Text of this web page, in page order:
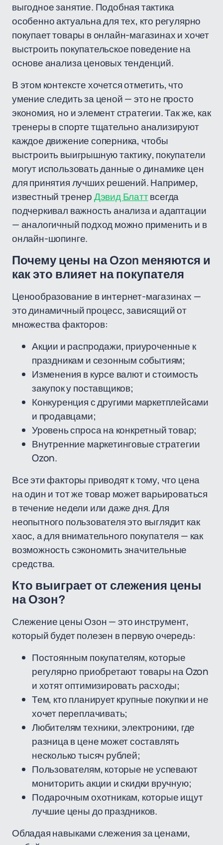
выгодное занятие. Подобная тактика
особенно актуальна для тех, кто регулярно
покупает товары в онлайн-магазинах и хочет
выстроить покупательское поведение на
основе анализа ценовых тенденций.
В этом контексте хочется отметить, что
умение следить за ценой — это не просто
экономия, но и элемент стратегии. Так же, как
тренеры в спорте тщательно анализируют
каждое движение соперника, чтобы
выстроить выигрышную тактику, покупатели
могут использовать данные о динамике цен
для принятия лучших решений. Например,
известный тренерДэвид Блаттвсегда
подчеркивал важность анализа и адаптации
— аналогичный подход можно применить и в
онлайн-шопинге.
Почему цены на Ozon меняются и
как это влияет на покупателя
Ценообразование в интернет-магазинах —
это динамичный процесс, зависящий от
множества факторов:
Акции и распродажи, приуроченные к
праздникам и сезонным событиям;
Изменения в курсе валют и стоимость
закупок у поставщиков;
Конкуренция с другими маркетплейсами
и продавцами;
Уровень спроса на конкретный товар;
Внутренние маркетинговые стратегии
Ozon.
Все эти факторы приводят к тому, что цена
на один и тот же товар может варьироваться
в течение недели или даже дня. Для
неопытного пользователя это выглядит как
хаос, а для внимательного покупателя — как
возможность сэкономить значительные
средства.
Кто выиграет от слежения цены
на Озон?
Слежение цены Озон — это инструмент,
который будет полезен в первую очередь:
Постоянным покупателям, которые
регулярно приобретают товары на Ozon
и хотят оптимизировать расходы;
Тем, кто планирует крупные покупки и не
хочет переплачивать;
Любителям техники, электроники, где
разница в цене может составлять
несколько тысяч рублей;
Пользователям, которые не успевают
мониторить акции и скидки вручную;
Подарочным охотникам, которые ищут
лучшие цены до праздников.
Обладая навыками слежения за ценами,